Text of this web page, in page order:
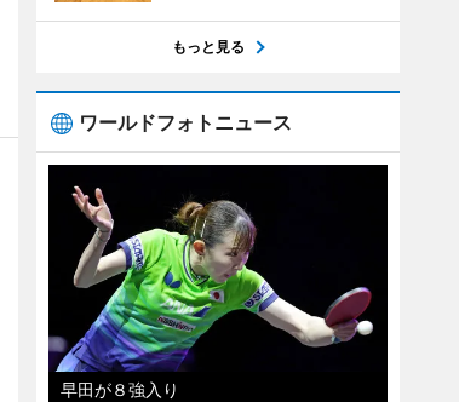
もっと見る
ワールドフォトニュース
早田が８強入り